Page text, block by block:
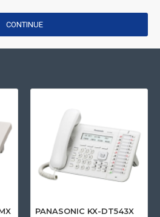
CONTINUE
PANASONIC KX-DT543X